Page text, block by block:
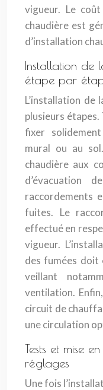
vigueur. Le coût
chaudière est
d’installation
Installation de
étape par
L’installation de
plusieurs
fixer
mural ou au
chaudière aux
d’évacuation
raccordements
fuites. Le
effectué en
vigueur.
des fumées doit
veillant
ventilation.
circuit de
une circulation
Tests et mise
réglages
Une fois